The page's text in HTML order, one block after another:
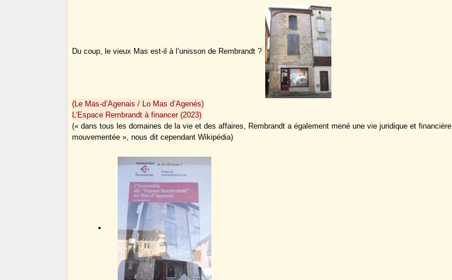
Du coup, le vieux Mas est-il à l’unisson de Rembrandt ?
(Le Mas-d’Agenais / Lo Mas d’Agenés)
L’Espace Rembrandt à financer (2023)
(« dans tous les domaines de la vie et des affaires, Rembrandt a également mené une vie juridique et financière
mouvementée », nous dit cependant Wikipédia)